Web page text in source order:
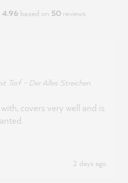
4.96 based on 50 reviews
Torf - Der Alles Streichen
covers very well and is
2 days ago